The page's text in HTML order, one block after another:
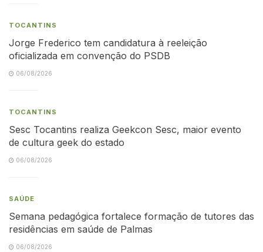
TOCANTINS
Jorge Frederico tem candidatura à reeleição
oficializada em convenção do PSDB
06/08/2026
TOCANTINS
Sesc Tocantins realiza Geekcon Sesc, maior evento
de cultura geek do estado
06/08/2026
SAÚDE
Semana pedagógica fortalece formação de tutores das
residências em saúde de Palmas
06/08/2026